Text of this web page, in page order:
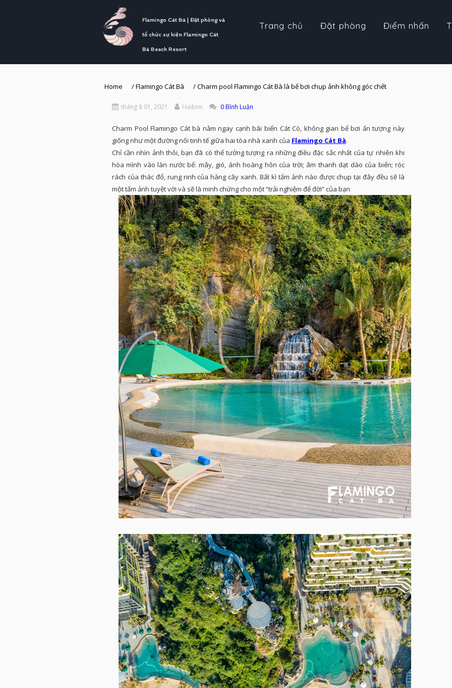
Flamingo Cát Bà | Đặt phòng và
tổ chức sự kiện Flamingo Cát
Bà Beach Resort
Trang chủ Đặt phòng Điểm nhấn
Home /Flamingo Cát Bà /Charm pool Flamingo Cát Bà là bể bơi chụp ảnh không góc chết
tháng 8 01, 2021 Haibim 0 Bình Luận
Charm Pool Flamingo Cát bà nằm ngay cạnh bãi biển Cát Cò, không gian bể bơi ấn tượng này
giống như một đường nối tinh tế giữa hai tòa nhà xanh của Flamingo Cát Bà.
Chỉ cần nhìn ảnh thôi, bạn đã có thể tưởng tượng ra những điều đặc sắc nhất của tự nhiên khi
hòa mình vào làn nước bể: mây, gió, ánh hoàng hôn của trời; âm thanh dạt dào của biển; róc
rách của thác đổ, rung rinh của hàng cây xanh. Bất kì tấm ảnh nào được chụp tại đây đều sẽ là
một tấm ảnh tuyệt vời và sẽ là minh chứng cho một “trải nghiệm để đời” của bạn